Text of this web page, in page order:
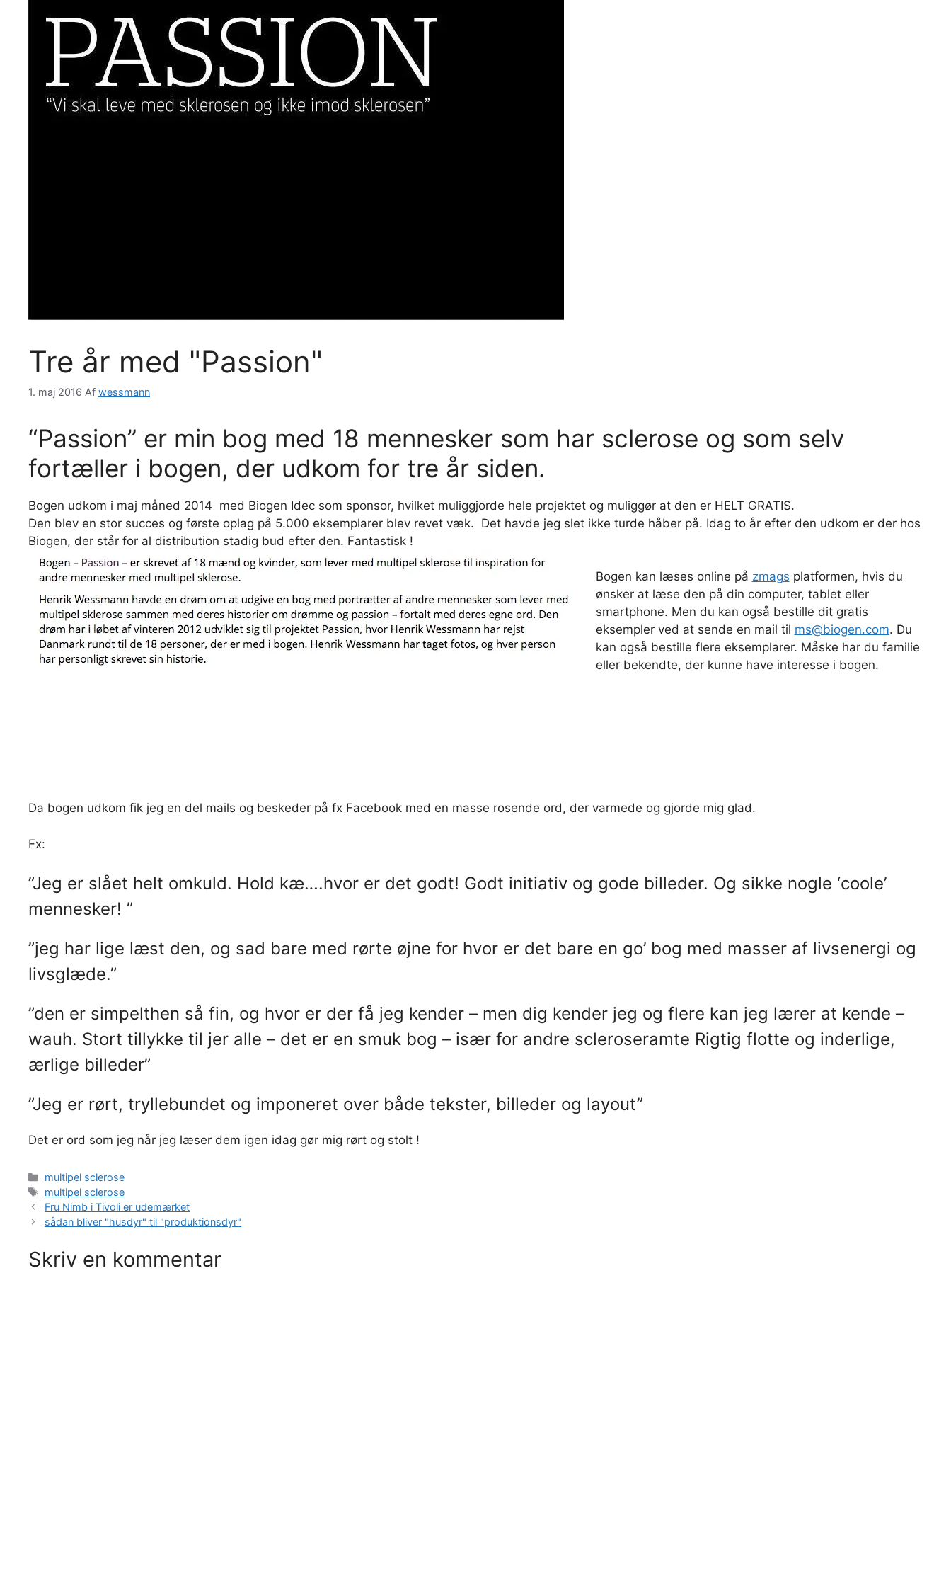
Tre år med "Passion"
1. maj 2016 Af wessmann
“Passion” er min bog med 18 mennesker som har sclerose og som selv
fortæller i bogen, der udkom for tre år siden.
Bogen udkom i maj måned 2014 med Biogen Idec som sponsor, hvilket muliggjorde hele projektet og muliggør at den er HELT GRATIS.
Den blev en stor succes og første oplag på 5.000 eksemplarer blev revet væk. Det havde jeg slet ikke turde håber på. Idag to år efter den udkom er der hos
Biogen, der står for al distribution stadig bud efter den. Fantastisk !
Bogen kan læses online på zmags platformen, hvis du
ønsker at læse den på din computer, tablet eller
smartphone. Men du kan også bestille dit gratis
eksempler ved at sende en mail til ms@biogen.com. Du
kan også bestille flere eksemplarer. Måske har du familie
eller bekendte, der kunne have interesse i bogen.
Da bogen udkom fik jeg en del mails og beskeder på fx Facebook med en masse rosende ord, der varmede og gjorde mig glad.
Fx:
”Jeg er slået helt omkuld. Hold kæ….hvor er det godt! Godt initiativ og gode billeder. Og sikke nogle ‘coole’
mennesker! ”
”jeg har lige læst den, og sad bare med rørte øjne for hvor er det bare en go’ bog med masser af livsenergi og
livsglæde.”
”den er simpelthen så fin, og hvor er der få jeg kender – men dig kender jeg og flere kan jeg lærer at kende –
wauh. Stort tillykke til jer alle – det er en smuk bog – især for andre scleroseramte Rigtig flotte og inderlige,
ærlige billeder”
”Jeg er rørt, tryllebundet og imponeret over både tekster, billeder og layout”
Det er ord som jeg når jeg læser dem igen idag gør mig rørt og stolt !
Kategorier
multipel sclerose
Tags
multipel sclerose
Fru Nimb i Tivoli er udemærket
sådan bliver "husdyr" til "produktionsdyr"
Skriv en kommentar